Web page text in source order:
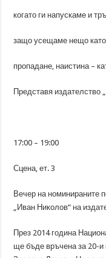
когато ги напускаме и
защо усещаме нещо като
пропадане, наистина –
Представя издателство
17:00 – 19:00
Сцена, ет. 3
Вечер на номинираните
„Иван Николов“ на
През 2014 година
ще бъде връчена за 20-